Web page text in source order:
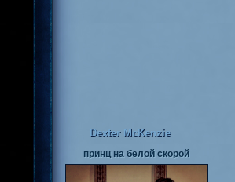
Dexter McKenzie
принц на белой скорой